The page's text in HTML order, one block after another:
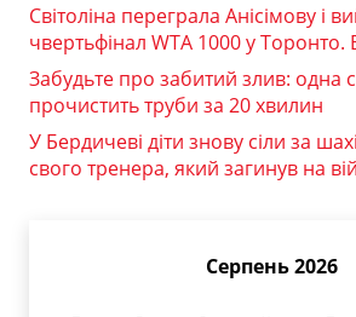
Світоліна переграла Анісімову і
чвертьфінал WTA 1000 у Торонто.
Забудьте про забитий злив: одна
прочистить труби за 20 хвилин
У Бердичеві діти знову сіли за
свого тренера, який загинув на
Серпень 2026